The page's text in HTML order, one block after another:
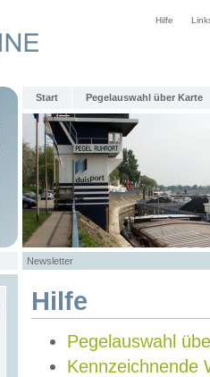
Hilfe
Start Pegelauswahl über Karte
Newsletter
Hilfe
Pegelauswahl
Kennzeichnende